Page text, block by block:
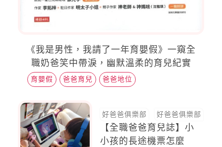
《我是男性，我請了一年育嬰假》一窺全
職奶爸笑中帶淚，幽默溫柔的育兒紀實
育嬰假 爸爸育兒 爸爸地位
好爸爸俱樂部 好爸爸俱樂部
【全職爸爸育兒誌】小
小孩的長途機票怎麼